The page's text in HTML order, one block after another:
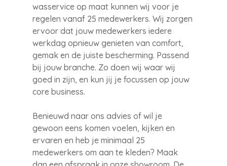
wasservice op maat kunnen wij voor je
regelen vanaf 25 medewerkers. Wij zorgen
ervoor dat jouw medewerkers iedere
werkdag opnieuw genieten van comfort,
gemak en de juiste bescherming. Passend
bij jouw branche. Zo doen wij waar wij
goed in zijn, en kun jij je focussen op jouw
core business.
Benieuwd naar ons advies of wil je
gewoon eens komen voelen, kijken en
ervaren en heb je minimaal 25
medewerkers om aan te kleden? Maak